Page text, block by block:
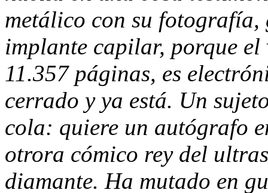
metálico con su fotografía,
implante capilar, porque
11.357 páginas, es
cerrado y ya está. Un
cola: quiere un autógrafo
otrora cómico rey del
diamante. Ha mutado en